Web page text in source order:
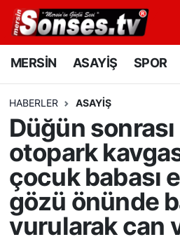
MERSİN ASAYİŞ SPOR
HABERLER ASAYİŞ
Düğün
otopark
çocuk babası
gözü önünde
vurularak can
MERSİN
SPOR
GÜNÜN MANŞETİ
DÜNYA
KÜLTÜR - SANAT
Mersin Nöbetçi
Mersin Namaz Vakitleri
Mersin Trafik Yoğunluk
Süper Lig Puan
Tüm Manşetler